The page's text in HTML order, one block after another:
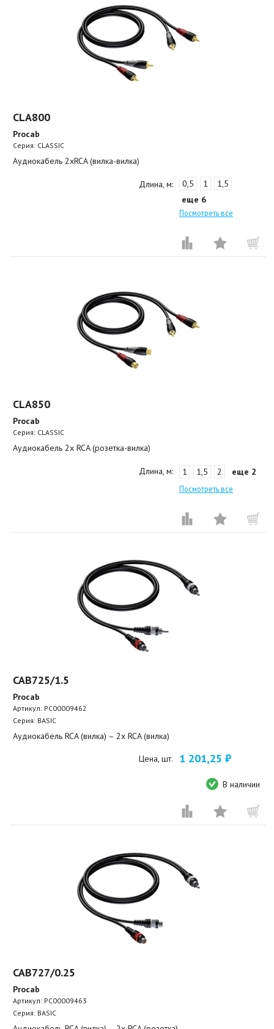
CLA800
Procab
Серия: CLASSIC
Аудиокабель 2хRCA (вилка-вилка)
Длина, м: 0,5 1
1,5
еще 6
Посмотреть все
CLA850
Procab
Серия: CLASSIC
Аудиокабель 2х RCA (розетка-вилка)
Длина, м: 1 1,5 2 еще 2
Посмотреть все
CAB725/1.5
Procab
Артикул: PC00009462
Серия: BASIC
Аудиокабель RCA (вилка) – 2х RCA (вилка)
Цена, шт. 1 201,25 ₽
В наличии
CAB727/0.25
Procab
Артикул: PC00009463
Серия: BASIC